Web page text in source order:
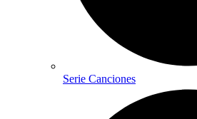
Serie Canciones